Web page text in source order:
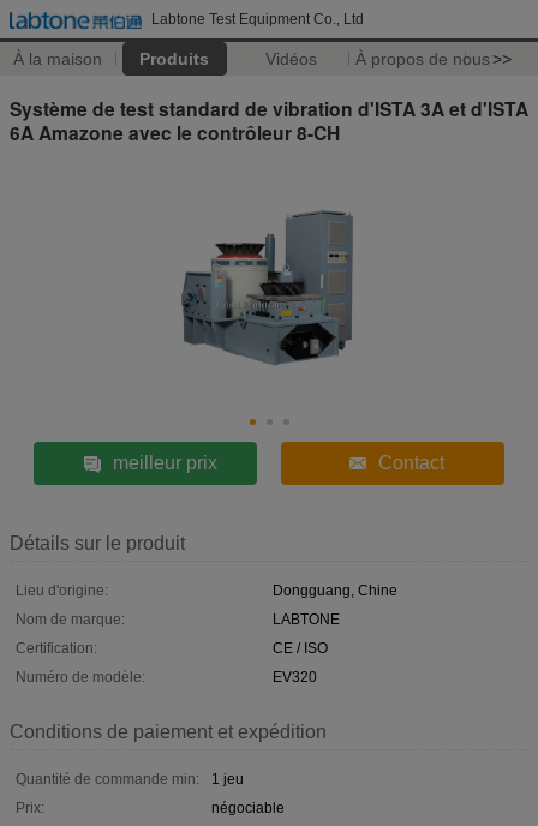
Labtone Test Equipment Co., Ltd
À la maison Produits Vidéos À propos de nous>>
Système de test standard de vibration d'ISTA 3A et d'ISTA
6A Amazone avec le contrôleur 8-CH
meilleur prix Contact
Détails sur le produit
Lieu d'origine:
Dongguang, Chine
Nom de marque:
LABTONE
Certification:
CE / ISO
Numéro de modèle:
EV320
Conditions de paiement et expédition
Quantité de commande min:
1 jeu
Prix:
négociable